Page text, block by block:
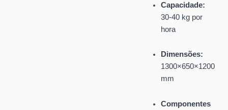
Capacidade:
30-40 kg por
hora
Dimensões:
1300×650×1200
mm
Componentes